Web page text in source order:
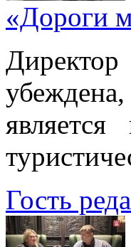
«Дороги
Гость